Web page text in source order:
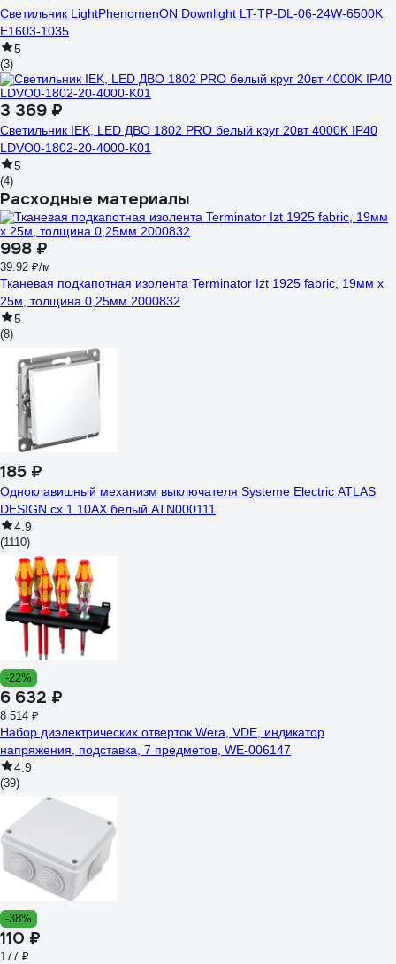
Светильник LightPhenomenON Downlight LT-TP-DL-06-24W-6500K
Е1603-1035
5
(3)
3 369 ₽
Светильник IEK, LED ДВО 1802 PRO белый круг 20вт 4000K IP40
LDVO0-1802-20-4000-K01
5
(4)
Расходные материалы
998 ₽
39.92 ₽/м
Тканевая подкапотная изолента Terminator Izt 1925 fabric, 19мм х
25м, толщина 0,25мм 2000832
5
(8)
185 ₽
Одноклавишный механизм выключателя Systeme Electric ATLAS
DESIGN сх.1 10АХ белый ATN000111
4.9
(1110)
-22%
6 632 ₽
8 514 ₽
Набор диэлектрических отверток Wera, VDE, индикатор
напряжения, подставка, 7 предметов, WE-006147
4.9
(39)
-38%
110 ₽
177 ₽